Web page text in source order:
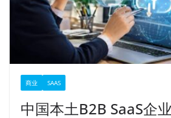
商业 SAAS
中国本土B2B SaaS企